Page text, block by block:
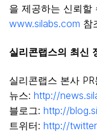
을 제공하는 신뢰할
www.silabs.com 참
실리콘랩스의 최신
실리콘랩스 본사 PR
뉴스: http://
블로그: http://
트위터: http://